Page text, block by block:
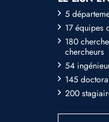
5
17 équipes
180
chercheurs
54
145
200